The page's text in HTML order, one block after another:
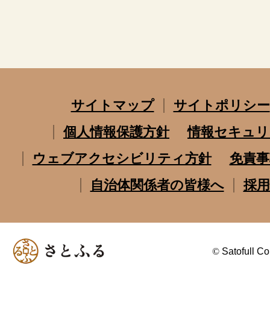
サイトマップ
サイトポリシー
個人情報保護方針
情報セキュ
ウェブアクセシビリティ方針
免責
自治体関係者の皆様へ
採
© Satofull